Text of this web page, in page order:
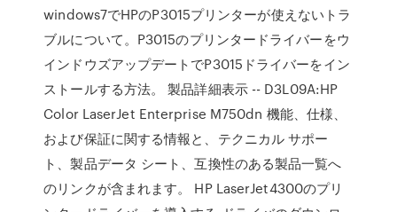
windows7でHPのP3015プリンターが使えないトラ
ブルについて。P3015のプリンタードライバーをウ
インドウズアップデートでP3015ドライバーをイン
ストールする方法。 製品詳細表示 -- D3L09A:HP
Color LaserJet Enterprise M750dn 機能、仕様、
および保証に関する情報と、テクニカル サポー
ト、製品データ シート、互換性のある製品一覧へ
のリンクが含まれます。 HP LaserJet4300のプリ